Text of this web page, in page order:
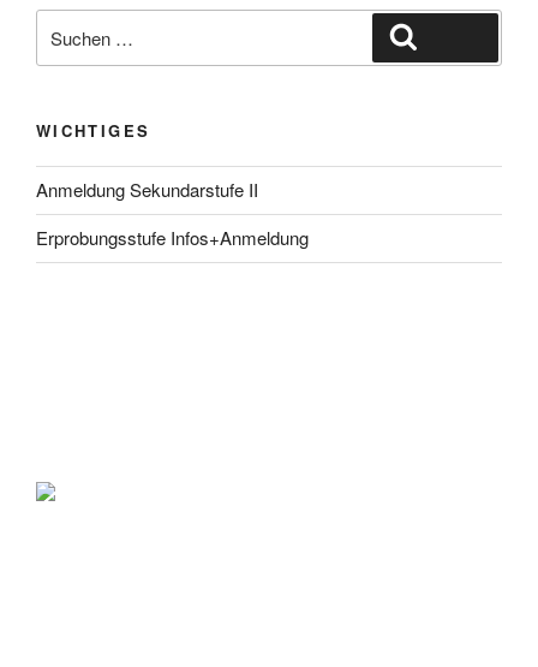
nach:
WICHTIGES
Anmeldung Sekundarstufe II
Erprobungsstufe Infos+Anmeldung